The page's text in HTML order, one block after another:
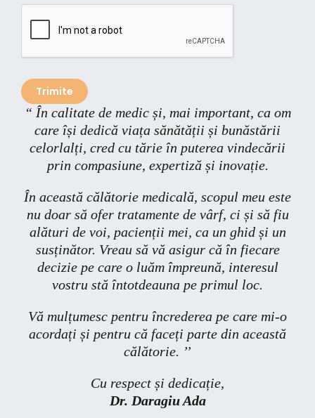
“ În calitate de medic și, mai important, ca om
care își dedică viața sănătății și bunăstării
celorlalți, cred cu tărie în puterea vindecării
prin compasiune, expertiză și inovație.
În această călătorie medicală, scopul meu este
nu doar să ofer tratamente de vârf, ci și să fiu
alături de voi, pacienții mei, ca un ghid și un
susținător. Vreau să vă asigur că în fiecare
decizie pe care o luăm împreună, interesul
vostru stă întotdeauna pe primul loc.
Vă mulțumesc pentru încrederea pe care mi-o
acordați și pentru că faceți parte din această
călătorie. ’’
Cu respect și dedicație,
Dr. Daragiu Ada